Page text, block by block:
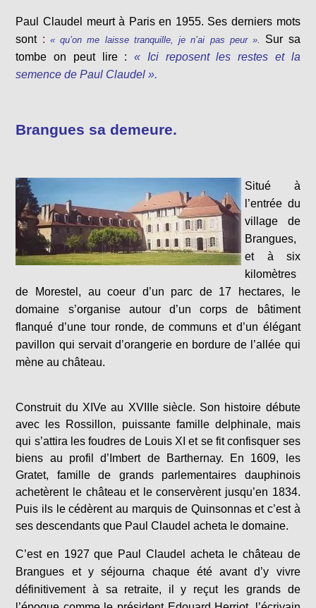
Paul Claudel meurt à Paris en 1955. Ses derniers mots
sont: « qu’on me laisse tranquille, je n’ai pas peur ».
Sur sa
tombe on peut lire :
« Ici reposent les restes et la
semence de Paul Claudel ».
Brangues sa demeure.
Situé à
l’entrée du
village de
Brangues,
et à six
kilomètres
de Morestel, au coeur d’un parc de 17 hectares, le
domaine s’organise autour d’un corps de bâtiment
flanqué d’une tour ronde, de communs et d’un élégant
pavillon qui servait d’orangerie en bordure de l’allée qui
mène au château.
Construit du XIVe au XVIIIe siècle. Son histoire débute
avec les Rossillon, puissante famille delphinale, mais
qui s’attira les foudres de Louis XI et se fit confisquer ses
biens au profil d’Imbert de Barthernay. En 1609, les
Gratet, famille de grands parlementaires dauphinois
achetèrent le château et le conservèrent jusqu’en 1834.
Puis ils le cédèrent au marquis de Quinsonnas et c’est à
ses descendants que Paul Claudel acheta le domaine.
C’est en 1927 que Paul Claudel acheta le château de
Brangues et y séjourna chaque été avant d’y vivre
définitivement à sa retraite, il y reçut les grands de